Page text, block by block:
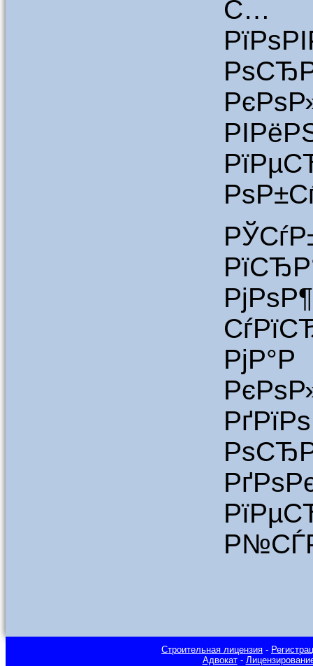
С…
Строительная лицензия -
Адвокат-